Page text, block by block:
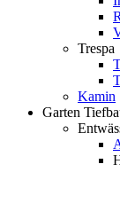
Trespa
Kamin
Garten